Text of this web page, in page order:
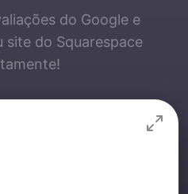
do Google e
site do Squarespace